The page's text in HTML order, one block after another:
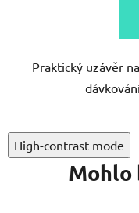
Praktický uzávěr
High-contrast mode
Mohlo